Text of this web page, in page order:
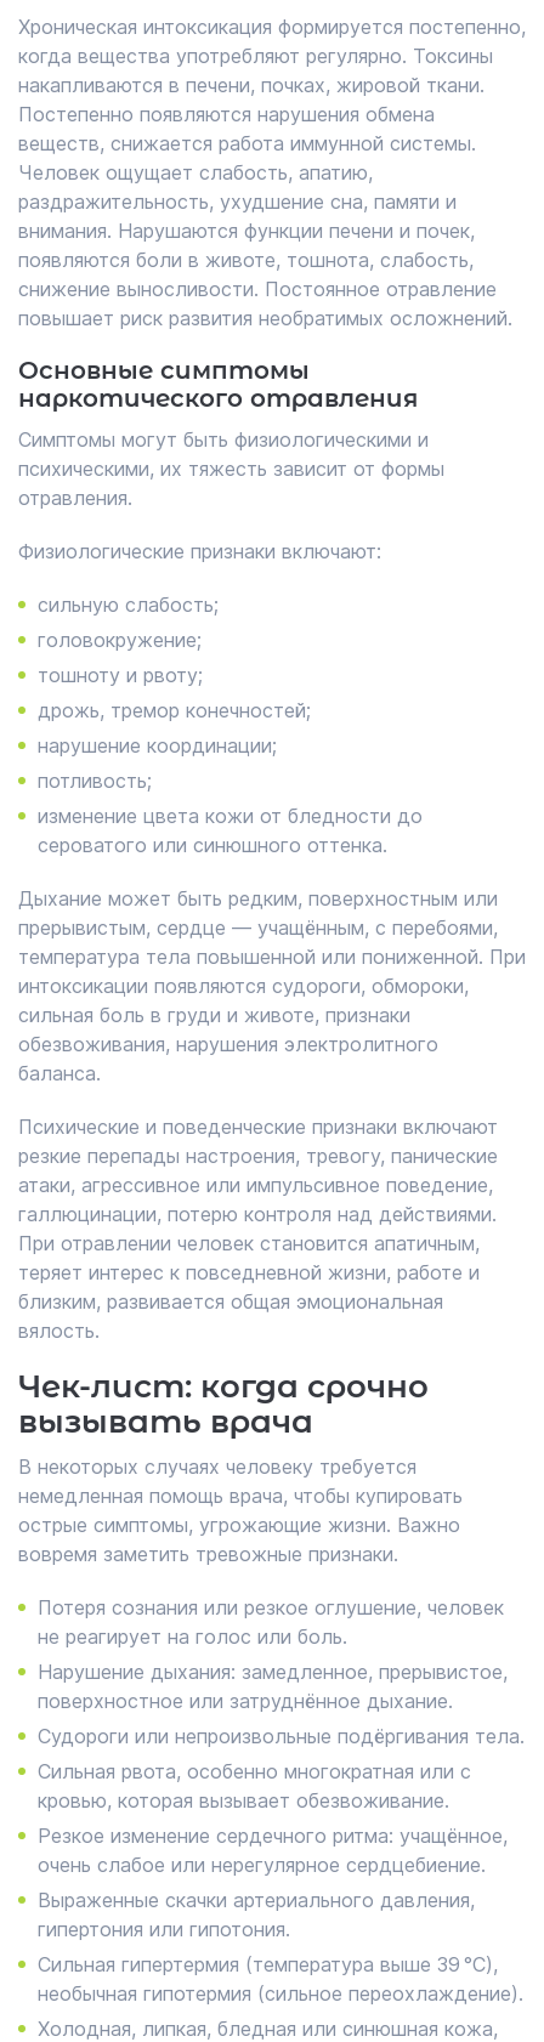
Хроническая интоксикация формируется постепенно,
когда вещества употребляют регулярно. Токсины
накапливаются в печени, почках, жировой ткани.
Постепенно появляются нарушения обмена
веществ, снижается работа иммунной системы.
Человек ощущает слабость, апатию,
раздражительность, ухудшение сна, памяти и
внимания. Нарушаются функции печени и почек,
появляются боли в животе, тошнота, слабость,
снижение выносливости. Постоянное отравление
повышает риск развития необратимых осложнений.
Основные симптомы
наркотического отравления
Симптомы могут быть физиологическими и
психическими, их тяжесть зависит от формы
отравления.
Физиологические признаки включают:
сильную слабость;
головокружение;
тошноту и рвоту;
дрожь, тремор конечностей;
нарушение координации;
потливость;
изменение цвета кожи от бледности до
сероватого или синюшного оттенка.
Дыхание может быть редким, поверхностным или
прерывистым, сердце — учащённым, с перебоями,
температура тела повышенной или пониженной. При
интоксикации появляются судороги, обмороки,
сильная боль в груди и животе, признаки
обезвоживания, нарушения электролитного
баланса.
Психические и поведенческие признаки включают
резкие перепады настроения, тревогу, панические
атаки, агрессивное или импульсивное поведение,
галлюцинации, потерю контроля над действиями.
При отравлении человек становится апатичным,
теряет интерес к повседневной жизни, работе и
близким, развивается общая эмоциональная
вялость.
Чек-лист: когда срочно
вызывать врача
В некоторых случаях человеку требуется
немедленная помощь врача, чтобы купировать
острые симптомы, угрожающие жизни. Важно
вовремя заметить тревожные признаки.
Потеря сознания или резкое оглушение, человек
не реагирует на голос или боль.
Нарушение дыхания: замедленное, прерывистое,
поверхностное или затруднённое дыхание.
Судороги или непроизвольные подёргивания тела.
Сильная рвота, особенно многократная или с
кровью, которая вызывает обезвоживание.
Резкое изменение сердечного ритма: учащённое,
очень слабое или нерегулярное сердцебиение.
Выраженные скачки артериального давления,
гипертония или гипотония.
Сильная гипертермия (температура выше 39 °C),
необычная гипотермия (сильное переохлаждение).
Холодная, липкая, бледная или синюшная кожа,